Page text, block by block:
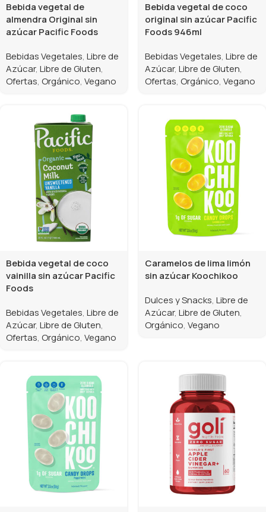
Bebida vegetal de
almendra Original sin
azúcar Pacific Foods
Bebidas Vegetales, Libre de
Azúcar, Libre de Gluten,
Ofertas, Orgánico, Vegano
Bebida vegetal de coco
original sin azúcar Pacific
Foods 946ml
Bebidas Vegetales, Libre de
Azúcar, Libre de Gluten,
Ofertas, Orgánico, Vegano
Bebida vegetal de coco
vainilla sin azúcar Pacific
Foods
Bebidas Vegetales, Libre de
Azúcar, Libre de Gluten,
Ofertas, Orgánico, Vegano
Caramelos de lima limón
sin azúcar Koochikoo
Dulces y Snacks, Libre de
Azúcar, Libre de Gluten,
Orgánico, Vegano